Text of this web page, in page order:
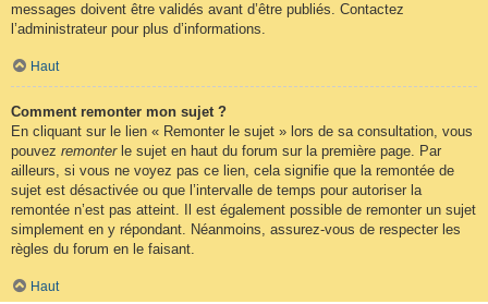
messages doivent être validés avant d’être publiés. Contactez
l’administrateur pour plus d’informations.
Haut
Comment remonter mon sujet ?
En cliquant sur le lien « Remonter le sujet » lors de sa consultation, vous
pouvez remonterle sujet en haut du forum sur la première page. Par
ailleurs, si vous ne voyez pas ce lien, cela signifie que la remontée de
sujet est désactivée ou que l’intervalle de temps pour autoriser la
remontée n’est pas atteint. Il est également possible de remonter un sujet
simplement en y répondant. Néanmoins, assurez-vous de respecter les
règles du forum en le faisant.
Haut